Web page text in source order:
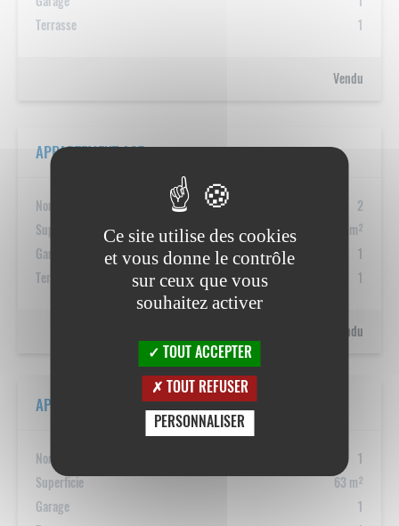
Garage
Terrasse
1
Vendu
APPARTEMENT A07
Nombre de chambres
2
Superficie
92 m²
Garage
Terrasse
Vendu
APPARTEMENT A08
Nombre de chambres
1
Superficie
63 m²
Garage
1
Ce site utilise des cookies
et vous donne le contrôle
sur ceux que vous
souhaitez activer
TOUT ACCEPTER
TOUT REFUSER
PERSONNALISER